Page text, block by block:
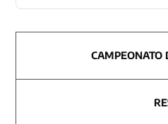
CAMPEONATO